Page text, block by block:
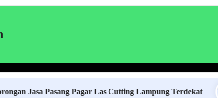
Pasang Pagar Las Cutting Lampung Terdekat